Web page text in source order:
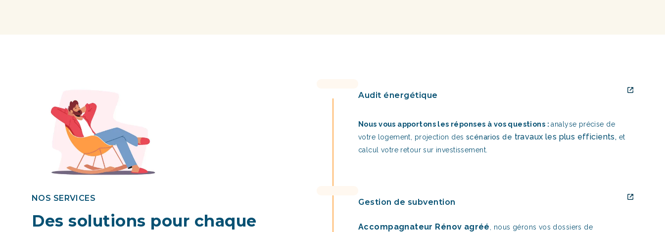
NOS SERVICES
Des solutions pour chaque
Audit énergétique
Nous vous apportons les réponses à vos questions :analyse précise de
votre logement, projection des scénarios de travaux les plus efficients, et
calcul votre retour sur investissement.
Gestion de subvention
Accompagnateur Rénov agréé
, nous gérons vos dossiers de